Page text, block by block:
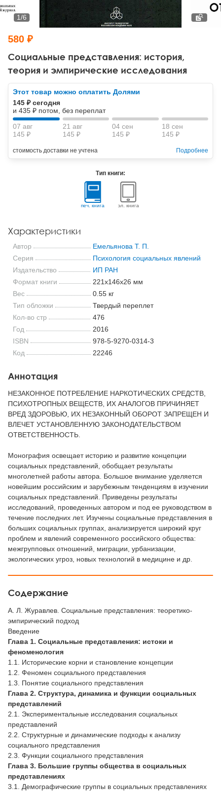
Тревожные расстройства, панические атаки
Психодрама
Другие направления психотерапии
Классический, эриксоновский гипноз и НЛП
НЛП
Психология труда и эргономика
Социальная психология
Социальная и организационная психология
Классический и юнгианский психоанализ
Социальные представления: история,
теория и эмпирические исследования
1/6
580 ₽
Этот товар можно оплатить Долями
145 ₽ сегодня
и 435 ₽ потом, без переплат
07 авг
145 ₽
21 авг
145 ₽
04 сен
145 ₽
18 сен
145 ₽
стоимость доставки не учтена Подробнее
Тип книги:
печ. книга эл. книга
Характеристики
Автор
Емельянова Т. П.
Серия
Психология социальных явлений
Издательство
ИП РАН
Формат книги
221x146x26 мм
Вес
0.55 кг
Тип обложки
Твердый переплет
Кол-во стр
476
Год
2016
ISBN
978-5-9270-0314-3
Код
22246
Аннотация
НЕЗАКОННОЕ ПОТРЕБЛЕНИЕ НАРКОТИЧЕСКИХ СРЕДСТВ,
ПСИХОТРОПНЫХ ВЕЩЕСТВ, ИХ АНАЛОГОВ ПРИЧИНЯЕТ
ВРЕД ЗДОРОВЬЮ, ИХ НЕЗАКОННЫЙ ОБОРОТ ЗАПРЕЩЕН И
ВЛЕЧЕТ УСТАНОВЛЕННУЮ ЗАКОНОДАТЕЛЬСТВОМ
ОТВЕТСТВЕННОСТЬ.
Монография освещает историю и развитие концепции
социальных представлений, обобщает результаты
многолетней работы автора. Большое внимание уделяется
новейшим российским и зарубежным тенденциям в изучении
социальных представлений. Приведены результаты
исследований, проведенных автором и под ее руководством в
течение последних лет. Изучены социальные представления в
больших социальных группах, анализируется широкий круг
проблем и явлений современного российского общества:
межгрупповых отношений, миграции, урбанизации,
экологических угроз, новых технологий в медицине и др.
Содержание
А. Л. Журавлев. Социальные представления: теоретико-
эмпирический подход
Введение
Глава 1. Социальные представления: истоки и
феноменология
1.1. Исторические корни и становление концепции
1.2. Феномен социального представления
1.3. Понятие социального представления
Глава 2. Структура, динамика и функции социальных
представлений
2.1. Экспериментальные исследования социальных
представлений
2.2. Структурные и динамические подходы к анализу
социального представления
2.3. Функции социального представления
Глава 3. Большие группы общества в социальных
представлениях
3.1. Демографические группы в социальных представлениях